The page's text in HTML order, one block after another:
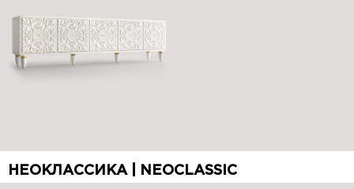
НЕОКЛАССИКА | NEOCLASSIC